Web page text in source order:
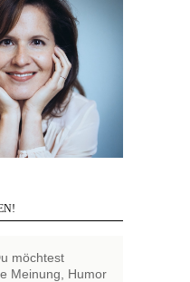
möchtest
Meinung, Humor